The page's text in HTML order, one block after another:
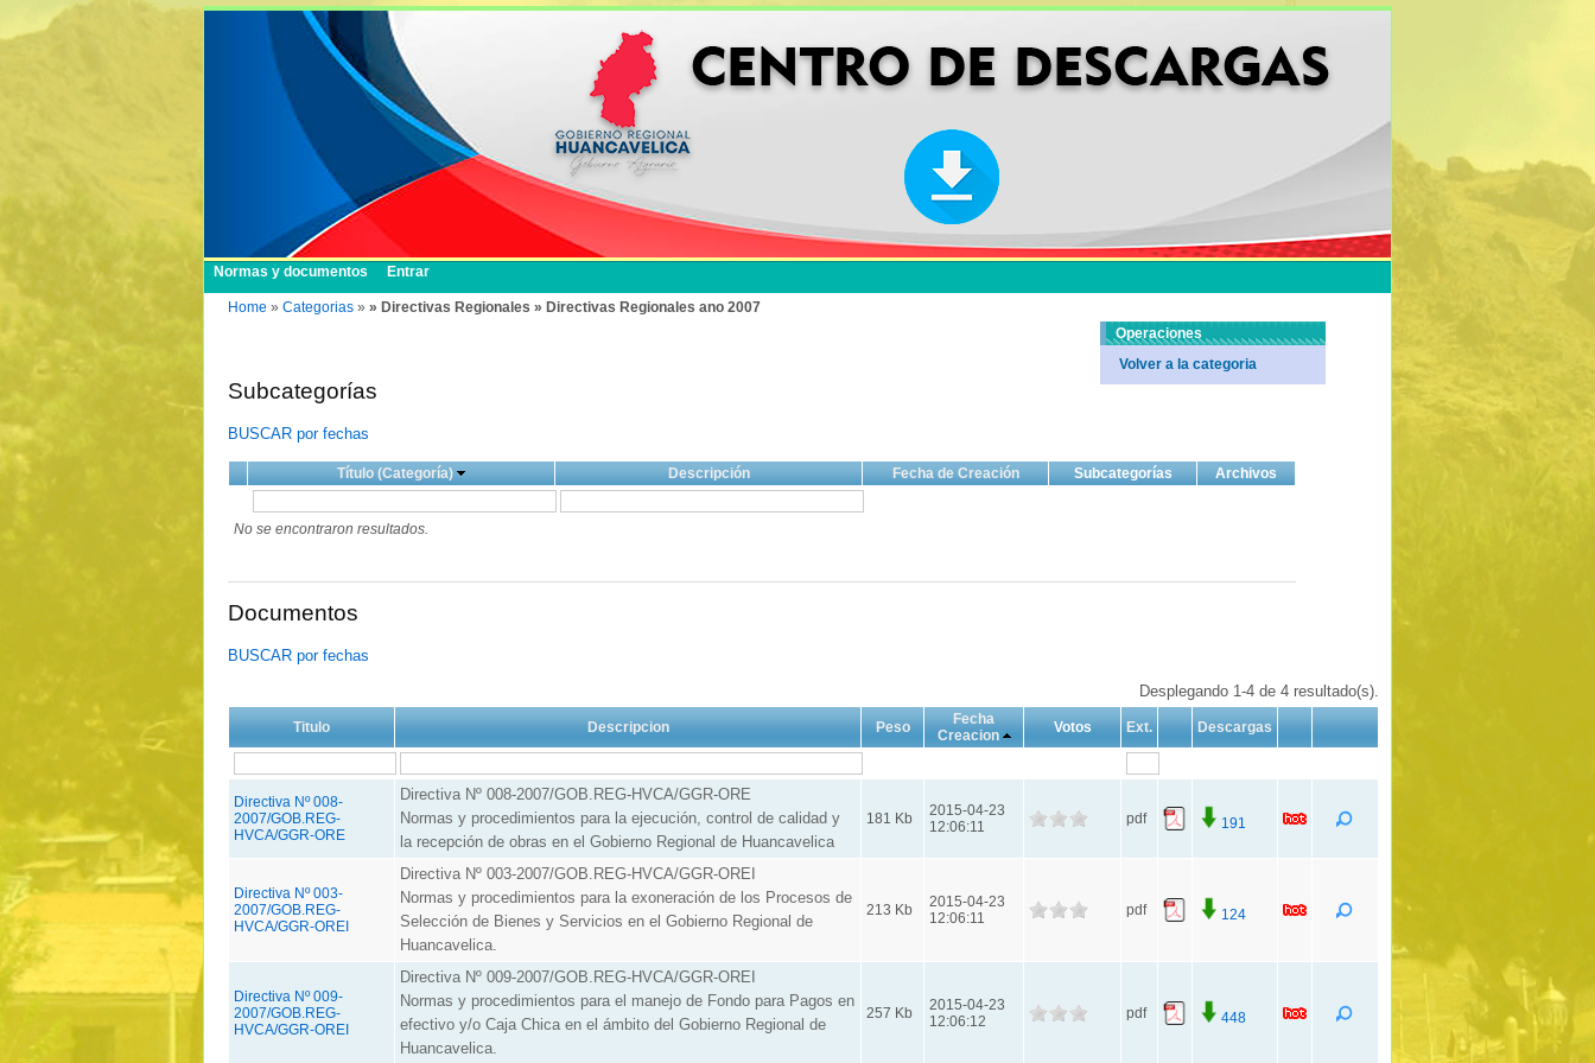
Normas y documentos Entrar
Home » Categorias » » Directivas Regionales » Directivas Regionales ano 2007
Subcategorías
BUSCAR por fechas
Título (Categoría) Descripción Fecha de Creación Subcategorías Archivos
No se encontraron resultados.
Documentos
BUSCAR por fechas
Desplegando 1-4 de 4 resultado(s).
Titulo Descripcion Peso
Fecha
Creacion
Votos Ext. Descargas
Directiva Nº 008-
2007/GOB.REG-
HVCA/GGR-ORE
Directiva Nº 008-2007/GOB.REG-HVCA/GGR-ORE
Normas y procedimientos para la ejecución, control de calidad y
la recepción de obras en el Gobierno Regional de Huancavelica
181 Kb
2015-04-23
12:06:11
pdf 191
Directiva Nº 003-
2007/GOB.REG-
HVCA/GGR-OREI
Directiva Nº 003-2007/GOB.REG-HVCA/GGR-OREI
Normas y procedimientos para la exoneración de los Procesos de
Selección de Bienes y Servicios en el Gobierno Regional de
Huancavelica.
213 Kb
2015-04-23
12:06:11
pdf 124
Directiva Nº 009-
2007/GOB.REG-
HVCA/GGR-OREI
Directiva Nº 009-2007/GOB.REG-HVCA/GGR-OREI
Normas y procedimientos para el manejo de Fondo para Pagos en
efectivo y/o Caja Chica en el ámbito del Gobierno Regional de
Huancavelica.
257 Kb
2015-04-23
12:06:12
pdf 448
Operaciones
Volver a la categoria